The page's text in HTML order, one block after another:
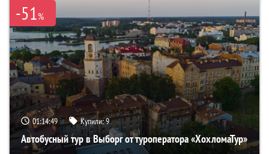
-51%
01:14:48 Купили:9
Автобусный тур в Выборг от туроператора «ХохломаТур»